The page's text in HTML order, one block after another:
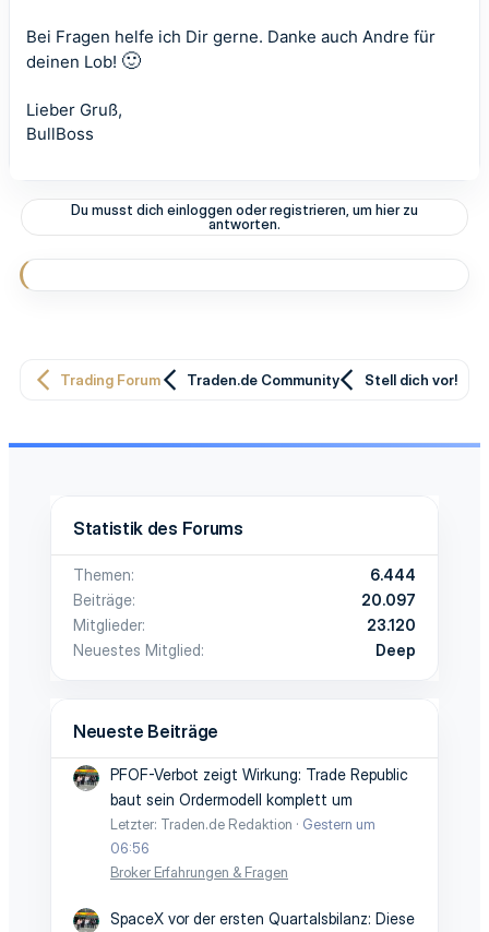
Bei Fragen helfe ich Dir gerne. Danke auch Andre für
deinen Lob! 🙂
Lieber Gruß,
BullBoss
Du musst dich einloggen oder registrieren, um hier zu
antworten.
Trading Forum Traden.de Community Stell dich vor!
Statistik des Forums
Themen
6.444
Beiträge
20.097
Mitglieder
23.120
Neuestes Mitglied
Deep
Neueste Beiträge
PFOF-Verbot zeigt Wirkung: Trade Republic
baut sein Ordermodell komplett um
Letzter: Traden.de Redaktion
Gestern um
06:56
Broker Erfahrungen & Fragen
SpaceX vor der ersten Quartalsbilanz: Diese